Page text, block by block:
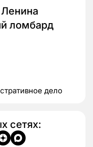
ломбард
дело
сетях: